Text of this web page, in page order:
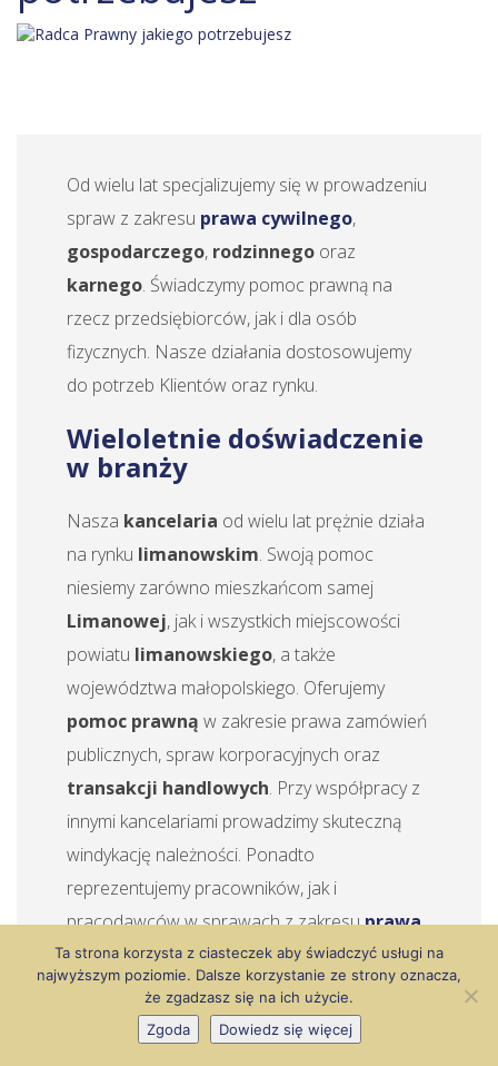
Od wielu lat specjalizujemy się w prowadzeniu
spraw z zakresu prawa cywilnego,
gospodarczego, rodzinnego oraz
karnego. Świadczymy pomoc prawną na
rzecz przedsiębiorców, jak i dla osób
fizycznych. Nasze działania dostosowujemy
do potrzeb Klientów oraz rynku.
Wieloletnie doświadczenie
w branży
Nasza kancelaria od wielu lat prężnie działa
na rynku limanowskim. Swoją pomoc
niesiemy zarówno mieszkańcom samej
Limanowej, jak i wszystkich miejscowości
powiatu limanowskiego, a także
województwa małopolskiego. Oferujemy
pomoc prawną w zakresie prawa zamówień
publicznych, spraw korporacyjnych oraz
transakcji handlowych. Przy współpracy z
innymi kancelariami prowadzimy skuteczną
windykację należności. Ponadto
reprezentujemy pracowników, jak i
pracodawców w sprawach z zakresuprawa
pracy, a także świadczymy pomoc prawną w
zakresieprawa rodzinnego, regulującego
stosunki rodzinne. Od lat tworzymy naszą
Ta strona korzysta z ciasteczek aby świadczyć usługi na
najwyższym poziomie. Dalsze korzystanie ze strony oznacza,
że zgadzasz się na ich użycie.
Zgoda
Dowiedz się więcej